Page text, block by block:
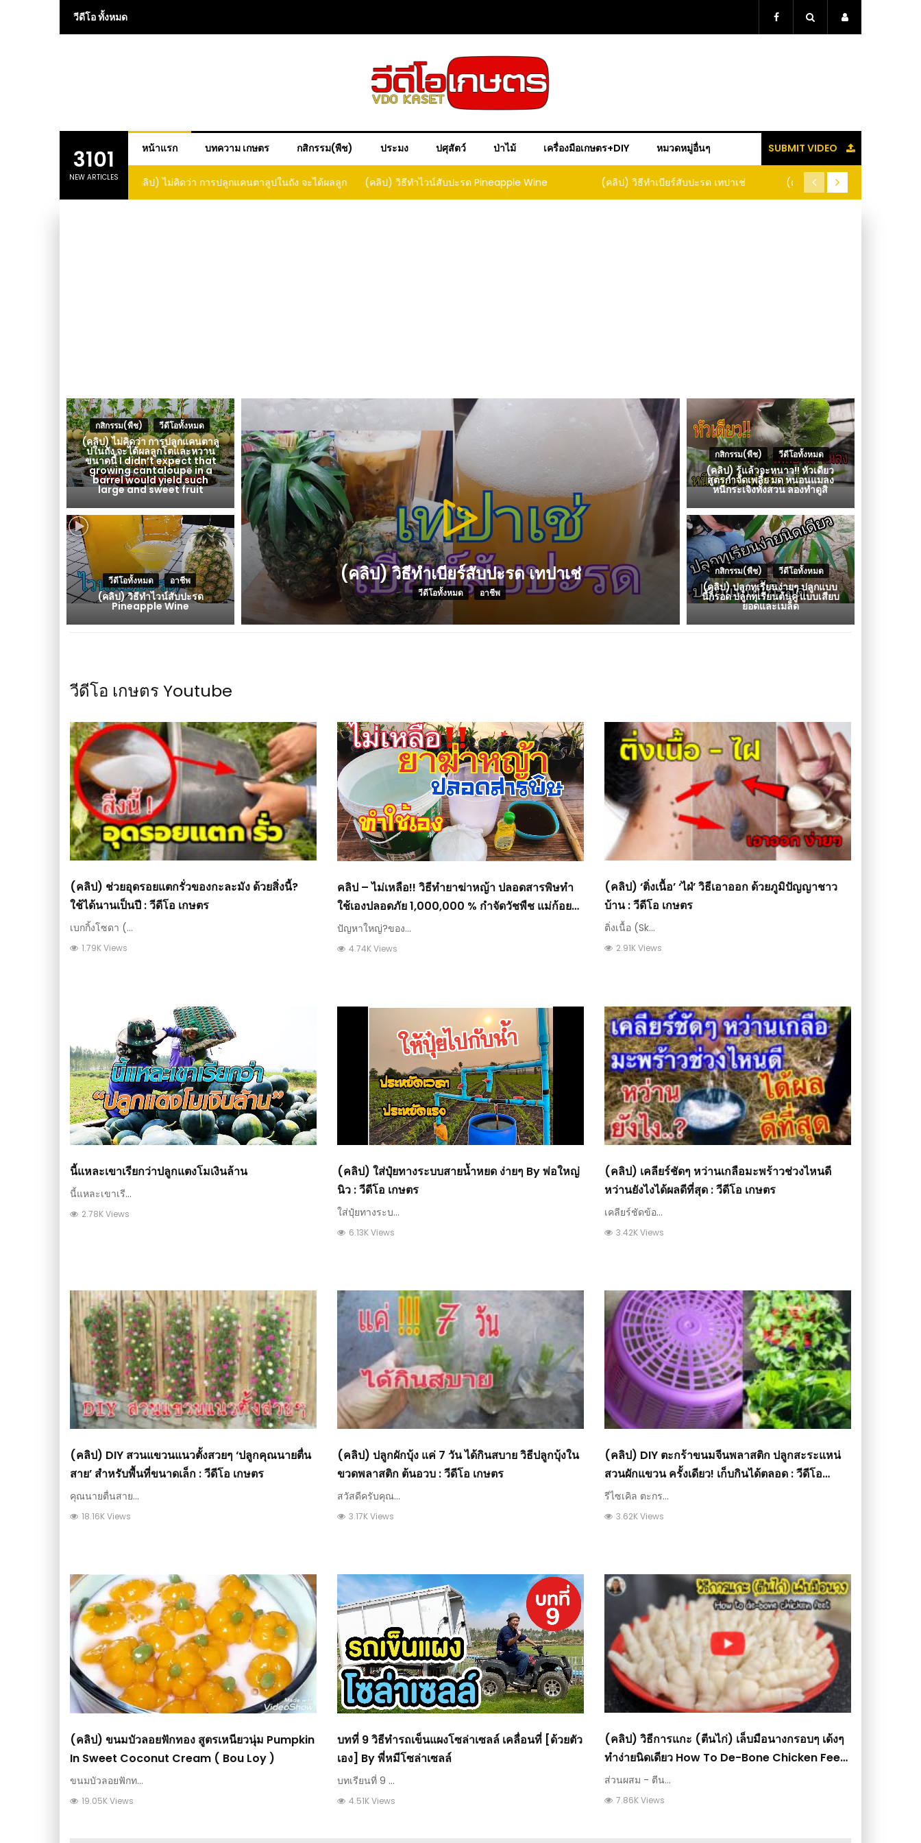
วีดีโอ ทั้งหมด
3101
NEW ARTICLES
หน้าแรก บทความ เกษตร กสิกรรม(พืช) ประมง ปศุสัตว์ ป่าไม้ เครื่องมือเกษตร+DIY หมวดหมู่อื่นๆ SUBMIT VIDEO
ปลูกแคนตาลูปในถัง จะได้ผลลูก
นาดนี้ I didn’t expect that
(คลิป) วิธีทำไวน์สับปะรด Pineapple Wine (คลิป) วิธีทำเบียร์สับปะรด เทปาเช่
(คลิป) รู้แล้วจะหนาว!! หัวเดียว สูตรกำจัดเพลี้ย มด
หนอนแมลง หนีกระเจิงทั้งสวน ลองทำดูสิ
(คลิป) ปลูกทุเรียนง่ายๆ ปลูก
ต้นคู่ แบบเสียบยอ
กสิกรรม(พืช) , วีดีโอทั้งหมด
(คลิป) ไม่คิดว่า การปลูกแคนตาลู
ปในถัง จะได้ผลลูกโตและหวาน
ขนาดนี้ I didn’t expect that
growing cantaloupe in a
barrel would yield such
large and sweet fruit
วีดีโอทั้งหมด , อาชีพ
(คลิป) วิธีทำไวน์สับปะรด
Pineapple Wine
(คลิป) วิธีทำเบียร์สับปะรด เทปาเช่
วีดีโอทั้งหมด , อาชีพ
กสิกรรม(พืช) , วีดีโอทั้งหมด
(คลิป) รู้แล้วจะหนาว!! หัวเดียว
สูตรกำจัดเพลี้ย มด หนอนแมลง
หนีกระเจิงทั้งสวน ลองทำดูสิ
กสิกรรม(พืช) , วีดีโอทั้งหมด
(คลิป) ปลูกทุเรียนง่ายๆ ปลูกแบบ
นี้ก็รอด ปลูกทุเรียนต้นคู่ แบบเสียบ
ยอดและเมล็ด
วีดีโอ เกษตร Youtube
(คลิป) ช่วยอุดรอยแตกรั่วของกะละมัง ด้วยสิ่งนี้?
ใช้ได้นานเป็นปี : วีดีโอ เกษตร
เบกกิ้งโซดา (...
1.79K Views
คลิป – ไม่เหลือ!! วิธีทำยาฆ่าหญ้า ปลอดสารพิษทำ
ใช้เองปลอดภัย 1,000,000 % กำจัดวัชพืช แม่ก้อย
พาทำ : วีดีโอ เกษตร
ปัญหาใหญ่?ของ...
4.74K Views
(คลิป) ‘ติ่งเนื้อ’ ‘ไฝ่’ วิธีเอาออก ด้วยภูมิปัญญาชาว
บ้าน : วีดีโอ เกษตร
ติ่งเนื้อ (Sk...
2.91K Views
นี้แหละเขาเรียกว่าปลูกแตงโมเงินล้าน
นี้แหละเขาเรี...
2.78K Views
(คลิป) ใส่ปุ๋ยทางระบบสายน้ำหยด ง่ายๆ By พ่อใหญ่
นิว : วีดีโอ เกษตร
ใส่ปุ๋ยทางระบ...
6.13K Views
(คลิป) เคลียร์ชัดๆ หว่านเกลือมะพร้าวช่วงไหนดี
หว่านยังไงได้ผลดีที่สุด : วีดีโอ เกษตร
เคลียร์ชัดข้อ...
3.42K Views
(คลิป) DIY สวนแขวนแนวตั้งสวยๆ ‘ปลูกคุณนายตื่น
สาย’ สำหรับพื้นที่ขนาดเล็ก : วีดีโอ เกษตร
คุณนายตื่นสาย...
18.16K Views
(คลิป) ปลูกผักบุ้ง แค่ 7 วัน ได้กินสบาย วิธีปลูกบุ้งใน
ขวดพลาสติก ต้นอวบ : วีดีโอ เกษตร
สวัสดีครับคุณ...
3.17K Views
(คลิป) DIY ตะกร้าขนมจีนพลาสติก ปลูกสะระแหน่
สวนผักแขวน ครั้งเดียว! เก็บกินได้ตลอด : วีดีโอ
เกษตร
รีไซเคิล ตะกร...
3.62K Views
(คลิป) ขนมบัวลอยฟักทอง​ สูตร​เหนียวนุ่ม​ Pumpkin
In Sweet Coconut Cream ( Bou Loy )
ขนมบัวลอยฟักท...
19.05K Views
บทที่ 9 วิธีทำรถเข็นแผงโซล่าเซลล์ เคลื่อนที่ [ด้วยตัว
เอง] By พี่หมีโซล่าเซลล์
บทเรียนที่ 9 ...
4.51K Views
(คลิป) วิธีการแกะ (ตีนไก่) เล็บมือนางกรอบๆ เด้งๆ
ทำง่ายนิดเดียว How To De-Bone Chicken Feet :
วีดีโอ เกษตร
ส่วนผสม - ตีน...
7.86K Views